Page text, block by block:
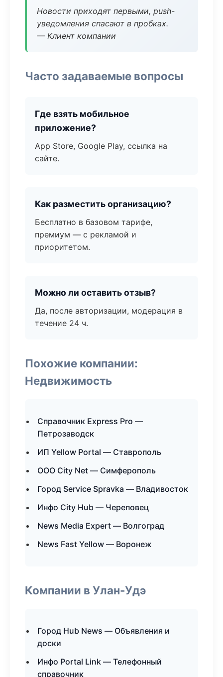
Новости приходят первыми, push-
уведомления спасают в пробках.
— Клиент компании
Часто задаваемые вопросы
Где взять мобильное
приложение?
App Store, Google Play, ссылка на
сайте.
Как разместить организацию?
Бесплатно в базовом тарифе,
премиум — с рекламой и
приоритетом.
Можно ли оставить отзыв?
Да, после авторизации, модерация в
течение 24 ч.
Похожие компании:
Недвижимость
Справочник Express Pro —
Петрозаводск
ИП Yellow Portal — Ставрополь
ООО City Net — Симферополь
Город Service Spravka — Владивосток
Инфо City Hub — Череповец
News Media Expert — Волгоград
News Fast Yellow — Воронеж
Компании в Улан-Удэ
Город Hub News — Объявления и
доски
Инфо Portal Link — Телефонный
справочник